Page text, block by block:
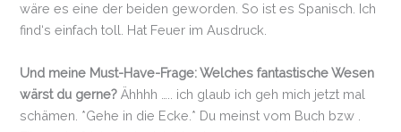
wäre es eine der beiden geworden. So ist es Spanisch. Ich
find‘s einfach toll. Hat Feuer im Ausdruck.
Und meine Must-Have-Frage: Welches fantastische Wesen
wärst du gerne? Ähhhh ….. ich glaub ich geh mich jetzt mal
schämen. *Gehe in die Ecke.* Du meinst vom Buch bzw .